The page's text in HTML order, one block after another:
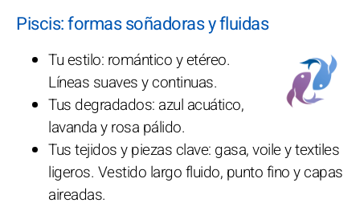
Piscis: formas soñadoras y fluidas
Tu estilo: romántico y etéreo.
Líneas suaves y continuas.
Tus degradados: azul acuático,
lavanda y rosa pálido.
Tus tejidos y piezas clave: gasa, voile y textiles
ligeros. Vestido largo fluido, punto fino y capas
aireadas.